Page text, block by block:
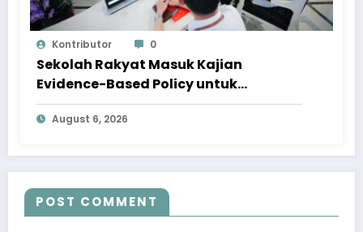
Kontributor 0
Sekolah Rakyat Masuk Kajian
Evidence-Based Policy untuk
Penyempurnaan Program
August 6, 2026
POST COMMENT